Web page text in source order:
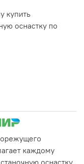
купить
оснастку по
каждому